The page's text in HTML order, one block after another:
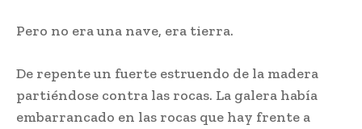
Pero no era una nave, era tierra.
De repente un fuerte estruendo de la madera
partiéndose contra las rocas. La galera había
embarrancado en las rocas que hay frente a